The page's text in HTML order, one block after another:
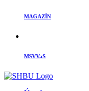
MAGAZÍN
MSVVaS